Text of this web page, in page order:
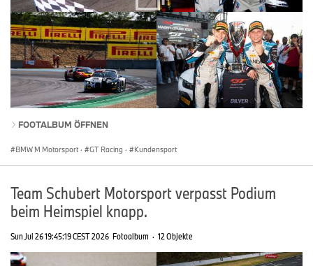
FOOTALBUM ÖFFNEN
BMW M Motorsport · GT Racing · Kundensport
Team Schubert Motorsport verpasst Podium
beim Heimspiel knapp.
Sun Jul 26 19:45:19 CEST 2026 Fotoalbum · 12 Objekte